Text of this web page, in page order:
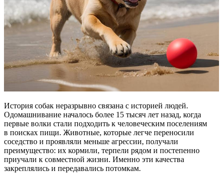
История собак неразрывно связана с историей людей.
Одомашнивание началось более 15 тысяч лет назад, когда
первые волки стали подходить к человеческим поселениям
в поисках пищи. Животные, которые легче переносили
соседство и проявляли меньше агрессии, получали
преимущество: их кормили, терпели рядом и постепенно
приучали к совместной жизни. Именно эти качества
закреплялись и передавались потомкам.